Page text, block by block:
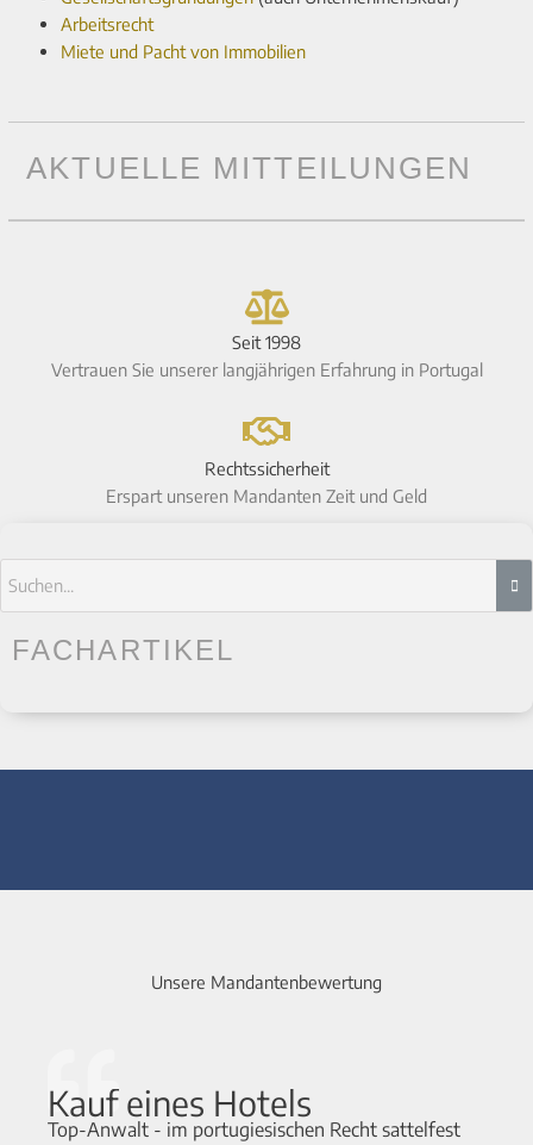
Arbeitsrecht
Miete und Pacht von Immobilien
AKTUELLE MITTEILUNGEN
Seit 1998
Vertrauen Sie unserer langjährigen Erfahrung in Portugal
Rechtssicherheit
Erspart unseren Mandanten Zeit und Geld
FACHARTIKEL
Unsere Mandantenbewertung
Kauf eines Hotels
Top-Anwalt - im portugiesischen Recht sattelfest